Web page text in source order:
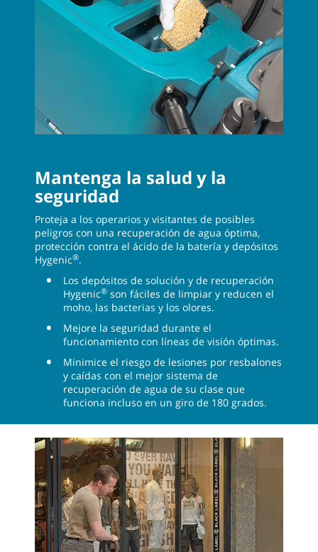
Mantenga la salud y la
seguridad
Proteja a los operarios y visitantes de posibles
peligros con una recuperación de agua óptima,
protección contra el ácido de la batería y depósitos
Hygenic®.
Los depósitos de solución y de recuperación
Hygenic® son fáciles de limpiar y reducen el
moho, las bacterias y los olores.
Mejore la seguridad durante el
funcionamiento con líneas de visión óptimas.
Minimice el riesgo de lesiones por resbalones
y caídas con el mejor sistema de
recuperación de agua de su clase que
funciona incluso en un giro de 180 grados.